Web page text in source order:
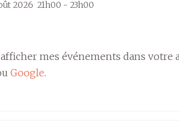
2026 21h00 - 23h00
mes événements dans votre
Google.